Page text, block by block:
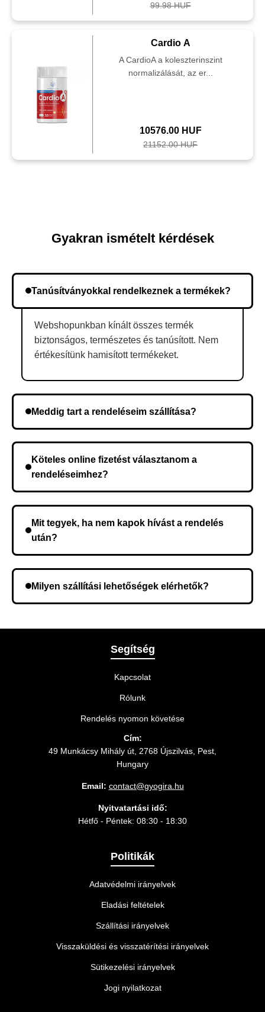
99.98 HUF
Cardio A
A CardioA a koleszterinszint
normalizálását, az er...
10576.00 HUF
21152.00 HUF
Gyakran ismételt kérdések
Tanúsítványokkal rendelkeznek a termékek?
Webshopunkban kínált összes termék
biztonságos, természetes és tanúsított. Nem
értékesítünk hamisított termékeket.
Meddig tart a rendeléseim szállítása?
kerül, és ez az időtartam függ a szállítási címtől.
Köteles online fizetést választanom a
rendeléseimhez?
Mit tegyek, ha nem kapok hívást a rendelés
után?
meg a rendelést.
Milyen szállítási lehetőségek elérhetők?
legmegfelelőbb szállítási módot.
Segítség
Kapcsolat
Rólunk
Rendelés nyomon követése
Cím:
49 Munkácsy Mihály út, 2768 Újszilvás, Pest,
Hungary
Email: contact@gyogira.hu
Nyitvatartási idő:
Hétfő - Péntek: 08:30 - 18:30
Politikák
Adatvédelmi irányelvek
Eladási feltételek
Szállítási irányelvek
Visszaküldési és visszatérítési irányelvek
Sütikezelési irányelvek
Jogi nyilatkozat